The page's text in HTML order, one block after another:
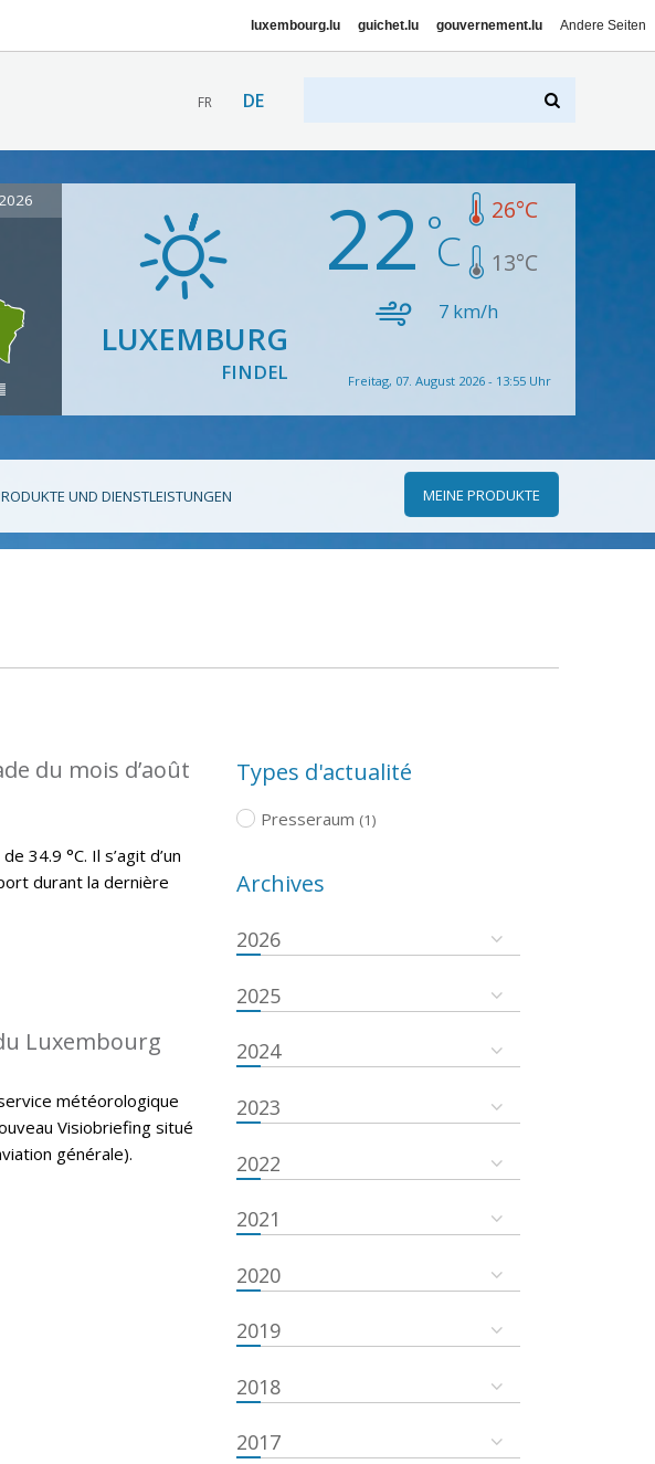
luxembourg.lu guichet.lu gouvernement.lu Andere Seiten
FR DE
LUXEMBURG
FINDEL
22 26°C
13°C
7 km/h
Freitag, 07. August 2026 - 13:55 Uhr
UND DIENSTLEISTUNGEN MEINE PRODUKTE
du mois d’août
34.9 °C. Il s’agit d’un
durant la dernière
Luxembourg
météorologique
Visiobriefing situé
générale).
Types d'actualité
Presseraum (1)
Archives
2026
2025
2024
2023
2022
2021
2020
2019
2018
2017